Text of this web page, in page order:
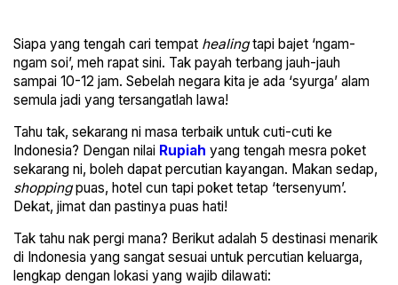
Siapa yang tengah cari tempat healingtapi bajet ‘ngam-
ngam soi’, meh rapat sini. Tak payah terbang jauh-jauh
sampai 10-12 jam. Sebelah negara kita je ada ‘syurga’ alam
semula jadi yang tersangatlah lawa!
Tahu tak, sekarang ni masa terbaik untuk cuti-cuti ke
Indonesia? Dengan nilai Rupiah yang tengah mesra poket
sekarang ni, boleh dapat percutian kayangan. Makan sedap,
shoppingpuas, hotel cun tapi poket tetap ‘tersenyum’.
Dekat, jimat dan pastinya puas hati!
Tak tahu nak pergi mana? Berikut adalah 5 destinasi menarik
di Indonesia yang sangat sesuai untuk percutian keluarga,
lengkap dengan lokasi yang wajib dilawati: